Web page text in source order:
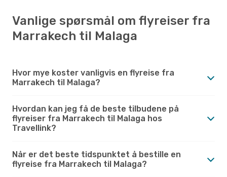
Vanlige spørsmål om flyreiser fra
Marrakech til Malaga
Hvor mye koster vanligvis en flyreise fra
Marrakech til Malaga?
Hvordan kan jeg få de beste tilbudene på
flyreiser fra Marrakech til Malaga hos
Travellink?
Når er det beste tidspunktet å bestille en
flyreise fra Marrakech til Malaga?